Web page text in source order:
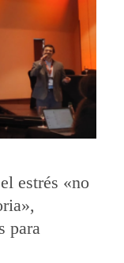
estrés «no
para